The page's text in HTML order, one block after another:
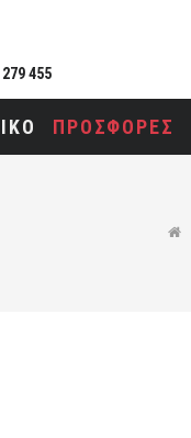
455
ΠΡΟΣΦΟΡΕΣ